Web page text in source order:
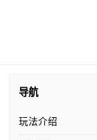
导航
玩法介绍